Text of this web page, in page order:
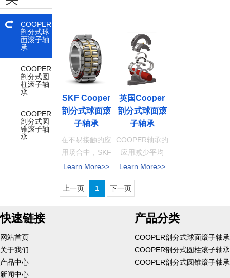
SKF Cooper
剖分式球面滚
子轴承
在不易接触的应
用场合中，SKF
...
Learn More>>
英国Cooper
剖分式球面滚
子轴承
COOPER轴承的
应用减少平均
维...
Learn More>>
上一页 1 下一页
COOPER
剖分式球
面滚子轴
承
COOPER
剖分式圆
柱滚子轴
承
COOPER
剖分式圆
锥滚子轴
承
快速链接
网站首页
关于我们
产品中心
新闻中心
产品分类
COOPER剖分式球面滚子轴承
COOPER剖分式圆柱滚子轴承
COOPER剖分式圆锥滚子轴承